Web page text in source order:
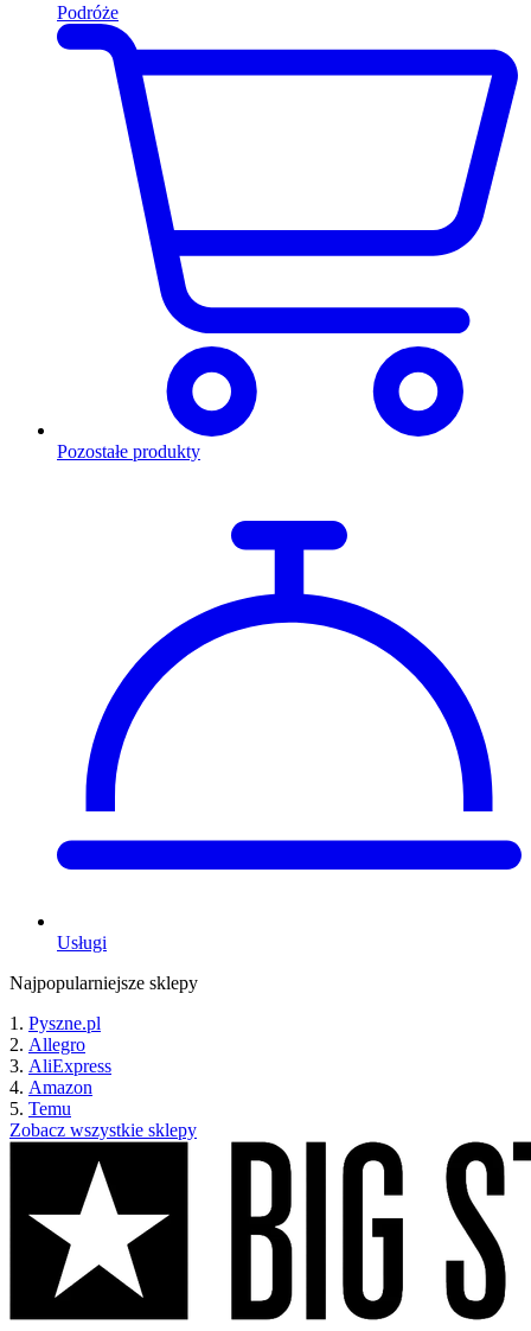
Podróże
Pozostałe produkty
Usługi
Najpopularniejsze sklepy
Pyszne.pl
Allegro
AliExpress
Amazon
Temu
Zobacz wszystkie sklepy